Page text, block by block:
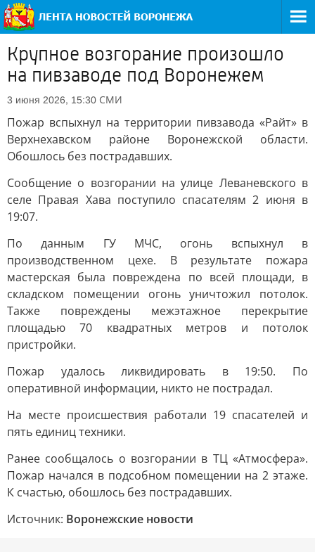
Крупное возгорание произошло
на пивзаводе под Воронежем
3 июня 2026, 15:30 СМИ
Пожар вспыхнул на территории пивзавода «Райт» в
Верхнехавском районе Воронежской области.
Обошлось без пострадавших.
Сообщение о возгорании на улице Леваневского в
селе Правая Хава поступило спасателям 2 июня в
19:07.
По данным ГУ МЧС, огонь вспыхнул в
производственном цехе. В результате пожара
мастерская была повреждена по всей площади, в
складском помещении огонь уничтожил потолок.
Также повреждены межэтажное перекрытие
площадью 70 квадратных метров и потолок
пристройки.
Пожар удалось ликвидировать в 19:50. По
оперативной информации, никто не пострадал.
На месте происшествия работали 19 спасателей и
пять единиц техники.
Ранее сообщалось о возгорании в ТЦ «Атмосфера».
Пожар начался в подсобном помещении на 2 этаже.
К счастью, обошлось без пострадавших.
Источник: Воронежские новости